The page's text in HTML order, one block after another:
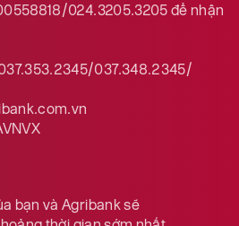
024.3205.3205để nhận
037.348.2345/
bạn và Agribank sẽ